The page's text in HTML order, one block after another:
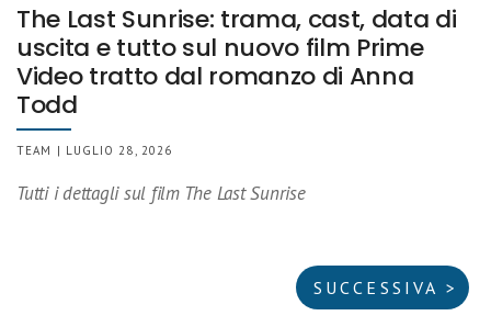
The Last Sunrise: trama, cast, data di
uscita e tutto sul nuovo film Prime
Video tratto dal romanzo di Anna
Todd
TEAM | LUGLIO 28, 2026
Tutti i dettagli sul film The Last Sunrise
SUCCESSIVA >